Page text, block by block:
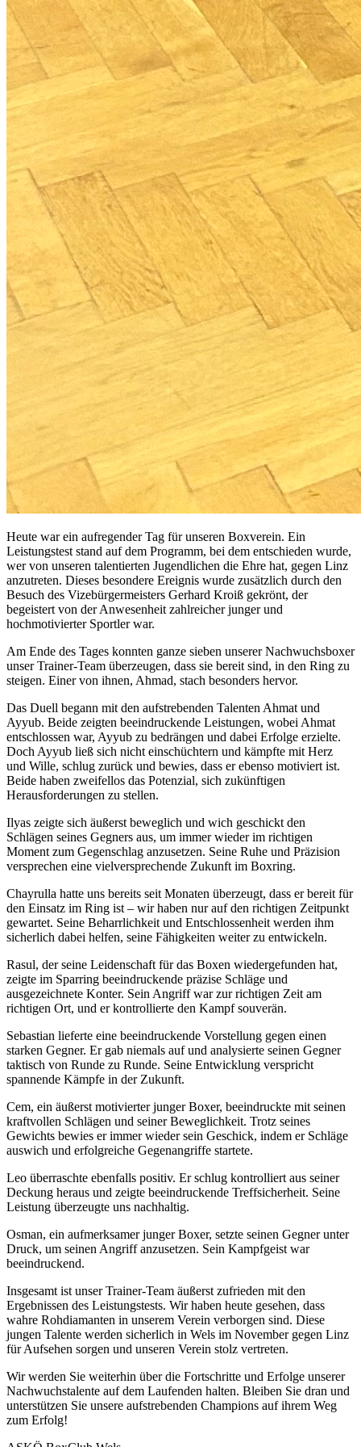
Heute war ein aufregender Tag für unseren Boxverein. Ein
Leistungstest stand auf dem Programm, bei dem entschieden wurde,
wer von unseren talentierten Jugendlichen die Ehre hat, gegen Linz
anzutreten. Dieses besondere Ereignis wurde zusätzlich durch den
Besuch des Vizebürgermeisters Gerhard Kroiß gekrönt, der
begeistert von der Anwesenheit zahlreicher junger und
hochmotivierter Sportler war.
Am Ende des Tages konnten ganze sieben unserer Nachwuchsboxer
unser Trainer-Team überzeugen, dass sie bereit sind, in den Ring zu
steigen. Einer von ihnen, Ahmad, stach besonders hervor.
Das Duell begann mit den aufstrebenden Talenten Ahmat und
Ayyub. Beide zeigten beeindruckende Leistungen, wobei Ahmat
entschlossen war, Ayyub zu bedrängen und dabei Erfolge erzielte.
Doch Ayyub ließ sich nicht einschüchtern und kämpfte mit Herz
und Wille, schlug zurück und bewies, dass er ebenso motiviert ist.
Beide haben zweifellos das Potenzial, sich zukünftigen
Herausforderungen zu stellen.
Ilyas zeigte sich äußerst beweglich und wich geschickt den
Schlägen seines Gegners aus, um immer wieder im richtigen
Moment zum Gegenschlag anzusetzen. Seine Ruhe und Präzision
versprechen eine vielversprechende Zukunft im Boxring.
Chayrulla hatte uns bereits seit Monaten überzeugt, dass er bereit für
den Einsatz im Ring ist – wir haben nur auf den richtigen Zeitpunkt
gewartet. Seine Beharrlichkeit und Entschlossenheit werden ihm
sicherlich dabei helfen, seine Fähigkeiten weiter zu entwickeln.
Rasul, der seine Leidenschaft für das Boxen wiedergefunden hat,
zeigte im Sparring beeindruckende präzise Schläge und
ausgezeichnete Konter. Sein Angriff war zur richtigen Zeit am
richtigen Ort, und er kontrollierte den Kampf souverän.
Sebastian lieferte eine beeindruckende Vorstellung gegen einen
starken Gegner. Er gab niemals auf und analysierte seinen Gegner
taktisch von Runde zu Runde. Seine Entwicklung verspricht
spannende Kämpfe in der Zukunft.
Cem, ein äußerst motivierter junger Boxer, beeindruckte mit seinen
kraftvollen Schlägen und seiner Beweglichkeit. Trotz seines
Gewichts bewies er immer wieder sein Geschick, indem er Schläge
auswich und erfolgreiche Gegenangriffe startete.
Leo überraschte ebenfalls positiv. Er schlug kontrolliert aus seiner
Deckung heraus und zeigte beeindruckende Treffsicherheit. Seine
Leistung überzeugte uns nachhaltig.
Osman, ein aufmerksamer junger Boxer, setzte seinen Gegner unter
Druck, um seinen Angriff anzusetzen. Sein Kampfgeist war
beeindruckend.
Insgesamt ist unser Trainer-Team äußerst zufrieden mit den
Ergebnissen des Leistungstests. Wir haben heute gesehen, dass
wahre Rohdiamanten in unserem Verein verborgen sind. Diese
jungen Talente werden sicherlich in Wels im November gegen Linz
für Aufsehen sorgen und unseren Verein stolz vertreten.
Wir werden Sie weiterhin über die Fortschritte und Erfolge unserer
Nachwuchstalente auf dem Laufenden halten. Bleiben Sie dran und
unterstützen Sie unsere aufstrebenden Champions auf ihrem Weg
zum Erfolg!